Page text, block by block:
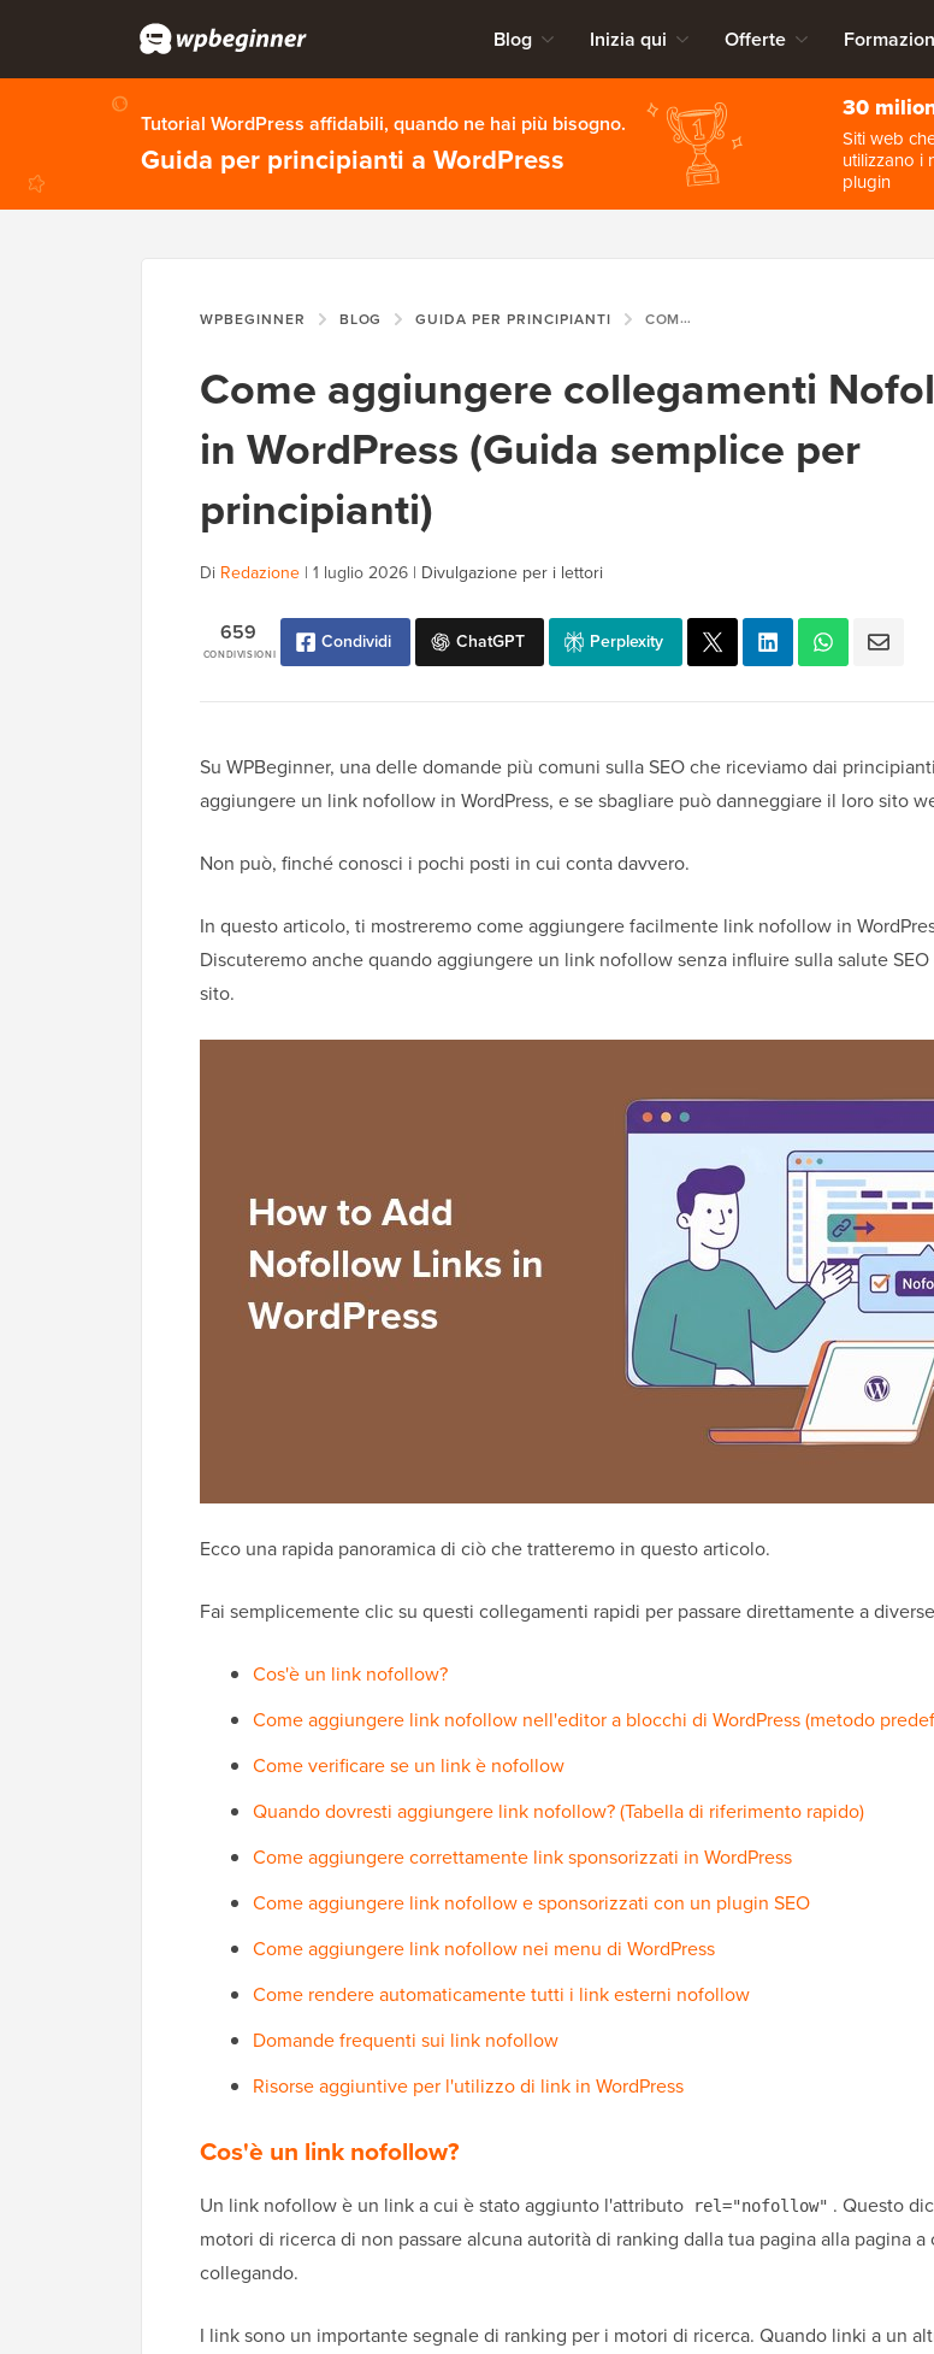
Blog Inizia qui Offerte
Tutorial WordPress affidabili, quando ne hai più bisogno.
Guida per principianti a WordPress
30
Siti web
utilizzano i
plugin
WPBEGINNER BLOG GUIDA PER PRINCIPIANTI COME AGGIUNGERE COLLEGAMENTI NOFOLLOW IN WORDPRESS (GUIDA SEMPLICE PER PRINCIPIANTI)
Come aggiungere collegamenti
in WordPress (Guida semplice per
principianti)
Di Redazione | 1 luglio 2026 | Divulgazione per i lettori
CONDIVISIONI
659 Condividi ChatGPT Perplexity
Su WPBeginner, una delle domande più comuni sulla SEO che riceviamo dai
aggiungere un link nofollow in WordPress, e se sbagliare può danneggiare il loro sito
Non può, finché conosci i pochi posti in cui conta davvero.
In questo articolo, ti mostreremo come aggiungere facilmente link nofollow in
Discuteremo anche quando aggiungere un link nofollow senza influire sulla salute
sito.
Ecco una rapida panoramica di ciò che tratteremo in questo articolo.
Fai semplicemente clic su questi collegamenti rapidi per passare direttamente a
Cos'è un link nofollow?
Come aggiungere link nofollow nell'editor a blocchi di WordPress (metodo
Come verificare se un link è nofollow
Quando dovresti aggiungere link nofollow? (Tabella di riferimento rapido)
Come aggiungere correttamente link sponsorizzati in WordPress
Come aggiungere link nofollow e sponsorizzati con un plugin SEO
Come aggiungere link nofollow nei menu di WordPress
Come rendere automaticamente tutti i link esterni nofollow
Domande frequenti sui link nofollow
Risorse aggiuntive per l'utilizzo di link in WordPress
Cos'è un link nofollow?
Un link nofollow è un link a cui è stato aggiunto l'attributo rel="nofollow" . Questo
motori di ricerca di non passare alcuna autorità di ranking dalla tua pagina alla pagina a
collegando.
I link sono un importante segnale di ranking per i motori di ricerca. Quando linki a un